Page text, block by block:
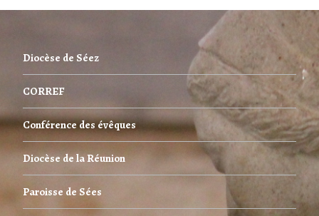
Diocèse de Séez
CORREF
Conférence des évêques
Diocèse de la Réunion
Paroisse de Sées